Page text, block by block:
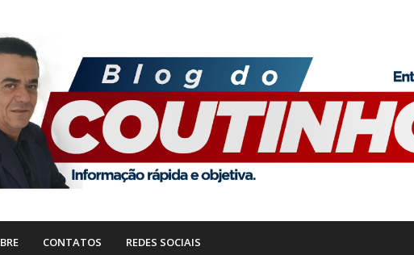
CONTATOS REDES SOCIAIS